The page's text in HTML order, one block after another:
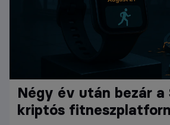
Négy év után bezár a
kriptós